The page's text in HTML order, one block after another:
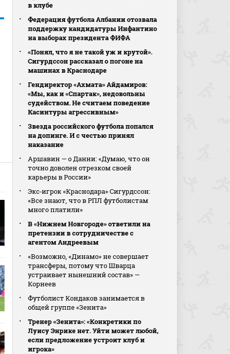
в клубе
Федерация футбола Албании отозвала
поддержку кандидатуры Инфантино
на выборах президента ФИФА
«Понял, что я не такой уж и крутой».
Сигурдссон рассказал о погоне на
машинах в Краснодаре
Гендиректор «Ахмата» Айдамиров:
«Мы, как и «Спартак», недовольны
судейством. Не считаем поведение
Касинтуры агрессивным»
Звезда российского футбола попался
на допинге. И с честью принял
наказание
Аршавин — о Данни: «Думаю, что он
точно доволен отрезком своей
карьеры в России»
Экс‑игрок «Краснодара» Сигурдссон:
«Все знают, что в РПЛ футболистам
много платили»
В «Нижнем Новгороде» ответили на
претензии в сотрудничестве с
агентом Андреевым
«Возможно, «Динамо» не совершает
трансферы, потому что Шварца
устраивает нынешний состав» —
Корнеев
Футболист Кондаков занимается в
общей группе «Зенита»
Тренер «Зенита»: «Конкретики по
Луису Энрике нет. Уйти может любой,
если предложение устроит клуб и
игрока»